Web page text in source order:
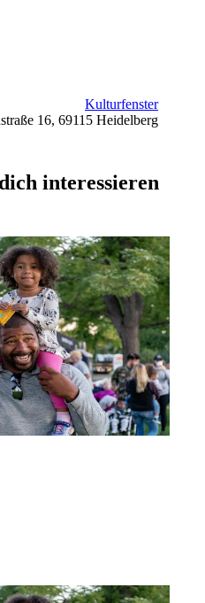
Kulturfenster
16, 69115 Heidelberg
interessieren